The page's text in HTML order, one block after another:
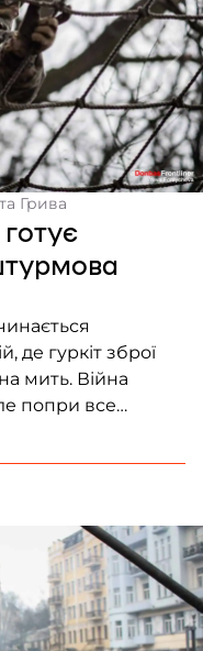
Грива
де гуркіт зброї
мить. Війна
попри все
Водночас, у
до 3 окремої